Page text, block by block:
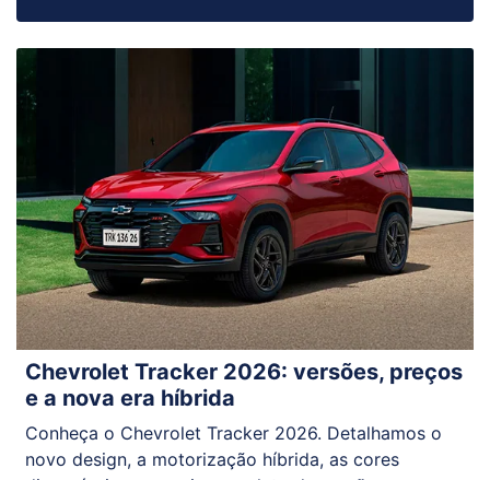
Chevrolet Tracker 2026: versões, preços
e a nova era híbrida
Conheça o Chevrolet Tracker 2026. Detalhamos o
novo design, a motorização híbrida, as cores